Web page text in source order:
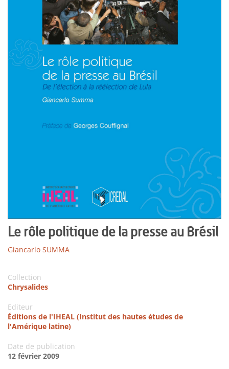
Le rôle politique de la presse au Brésil
Giancarlo SUMMA
Collection
Chrysalides
Editeur
Éditions de l'IHEAL (Institut des hautes études de
l'Amérique latine)
Date de publication
12 février 2009